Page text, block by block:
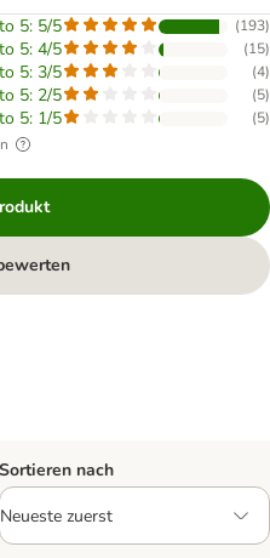
5: 5/5 (193)
5: 4/5 (15)
5: 3/5 (4)
5: 2/5 (5)
5: 1/5 (5)
Sortieren nach